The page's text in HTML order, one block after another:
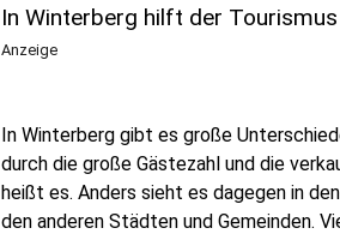
In Winterberg hilft der Tourismus
Anzeige
In Winterberg gibt es große
durch die große Gästezahl und die
heißt es. Anders sieht es dagegen in
den anderen Städten und Gemeinden.